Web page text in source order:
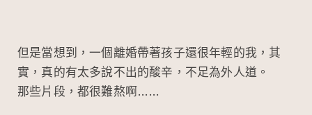
但是當想到，一個離婚帶著孩子還很年輕的我，其
實，真的有太多說不出的酸辛，不足為外人道。
那些片段，都很難熬啊……